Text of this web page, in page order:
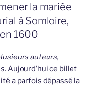
la mariée
à Somloire,
1600
auteurs,
Aujourd’hui ce billet
a parfois dépassé la